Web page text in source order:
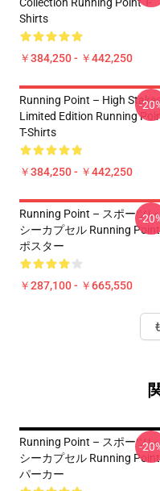
Shirts
￥384,250 - ￥442,250
Running Point – High
Limited Edition Running
T-Shirts
￥384,250 - ￥442,250
-
Running Point – スポーツ
シーカプセル Running Point
ポスター
￥287,100 - ￥665,550
-
Running Point – スポーツ
シーカプセル Running Point
パーカー
-